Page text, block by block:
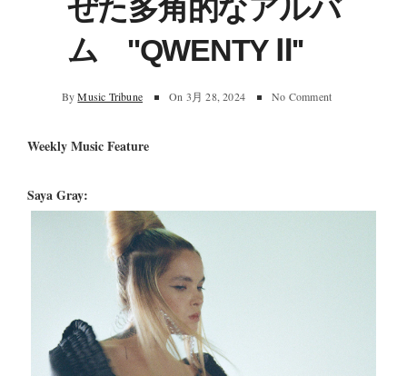
ぜた多角的なアルバ
ム ''QWENTY Ⅱ''
By Music Tribune On 3月 28, 2024 No Comment
Weekly Music Feature
Saya Gray: